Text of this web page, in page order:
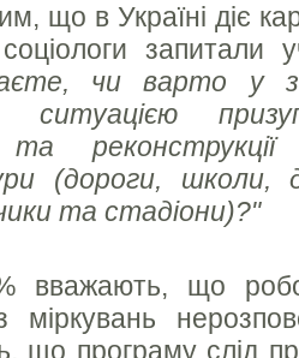
що в Україні діє
запитали
чи варто у
ситуацією
та реконструкції
(дороги, школи,
та стадіони)?"
вважають, що
міркувань
що програму слід